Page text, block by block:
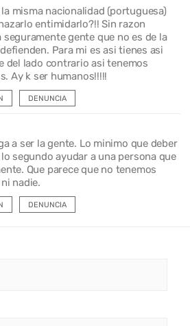
misma nacionalidad (portuguesa)
entimidarlo?!! Sin razon
gente que no es de la
Para mi es asi tienes asi
del lado contrario asi tenemos
Ay k ser humanos!!!!!
DENUNCIA
a ser la gente. Lo minimo que deber
segundo ayudar a una persona que
Que parece que no tenemos
nadie.
DENUNCIA